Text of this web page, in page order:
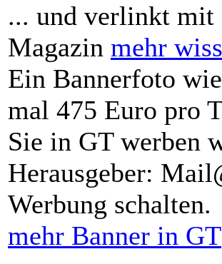
... und verlinkt mit
Magazin mehr
Ein Bannerfoto
mal 475 Euro pro
Sie in GT werben
Herausgeber:
Werbung schalten.
mehr Banner in GT